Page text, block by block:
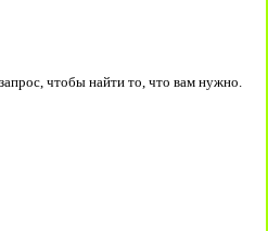
чтобы найти то, что вам нужно.